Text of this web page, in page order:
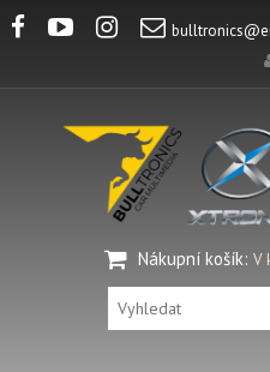
Nákupní košík: V